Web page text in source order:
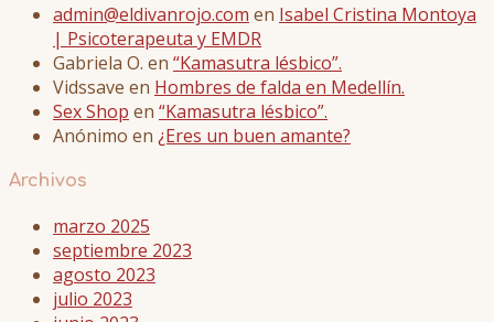
admin@eldivanrojo.com en Isabel Cristina Montoya
| Psicoterapeuta y EMDR
Gabriela O. en “Kamasutra lésbico”.
Vidssave en Hombres de falda en Medellín.
Sex Shop en “Kamasutra lésbico”.
Anónimo en ¿Eres un buen amante?
Archivos
marzo 2025
septiembre 2023
agosto 2023
julio 2023